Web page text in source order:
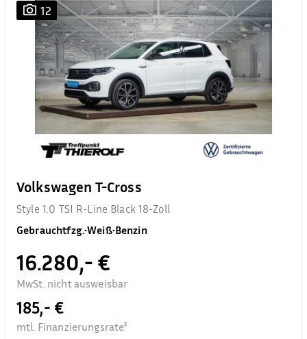
12
Volkswagen T-Cross
Style 1.0 TSI R-Line Black 18-Zoll
Gebrauchtfzg.•Weiß•Benzin
16.280,- €
MwSt. nicht ausweisbar
185,- €
mtl. Finanzierungsrate²